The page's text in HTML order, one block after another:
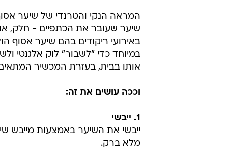
המראה הנקי והטרנדי של שיער
שיער שעובר את הכתפיים - חלק,
באירועי ריקודים בהם שיער
במיוחד כדי "לשבור" לוק אלגנטי
אותו בבית, בעזרת המכשיר המתאים
וככה עושים את זה:
1. ייבשי
ייבשי את השיער באמצעות מייבש
מלא ברק.